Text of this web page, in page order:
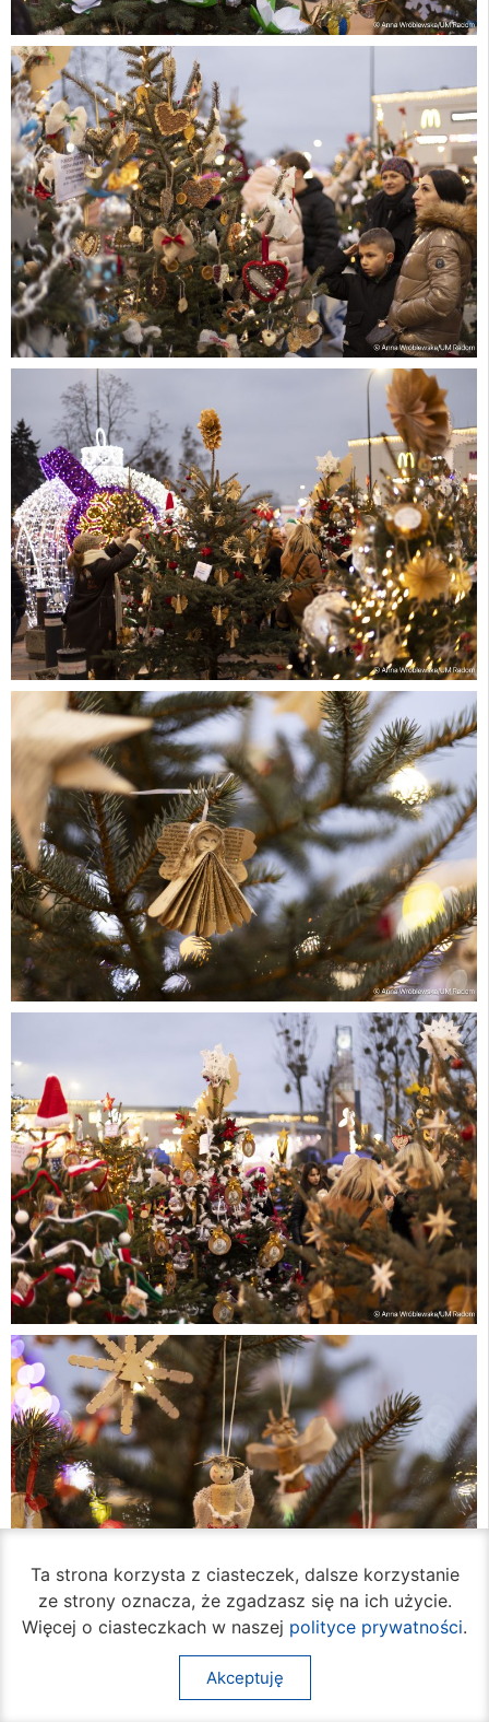
Ta strona korzysta z ciasteczek, dalsze korzystanie
ze strony oznacza, że zgadzasz się na ich użycie.
Więcej o ciasteczkach w naszej polityce prywatności.
Akceptuję